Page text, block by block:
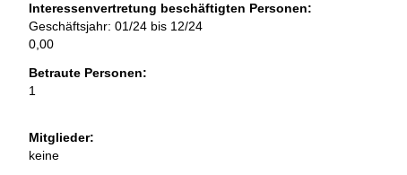
Interessenvertretung beschäftigten Personen:
Geschäftsjahr: 01/24 bis 12/24
0,00
Betraute Personen:
1
Mitglieder:
keine